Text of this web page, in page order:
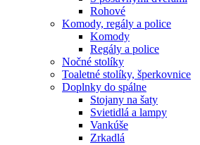
Rohové
Komody, regály a police
Komody
Regály a police
Nočné stolíky
Toaletné stolíky, šperkovnice
Doplnky do spálne
Stojany na šaty
Svietidlá a lampy
Vankúše
Zrkadlá